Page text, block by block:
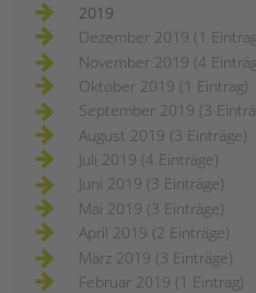
2019
Dezember 2019 (1
November 2019 (4
Oktober 2019 (1 Eintrag)
September 2019 (3
August 2019 (3 Einträge)
Juli 2019 (4 Einträge)
Juni 2019 (3 Einträge)
Mai 2019 (3 Einträge)
April 2019 (2 Einträge)
März 2019 (3 Einträge)
Februar 2019 (1 Eintrag)